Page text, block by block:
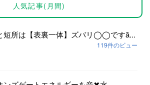
人気記事(月間)
短所は【表裏一体】ズバリ◯◯ですȃ...
119件のビュー